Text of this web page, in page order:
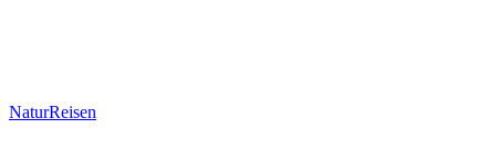
NaturReisen